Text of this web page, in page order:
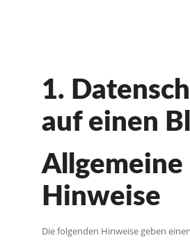
1.
auf einen
Allgemeine
Hinweise
Die folgenden Hinweise geben